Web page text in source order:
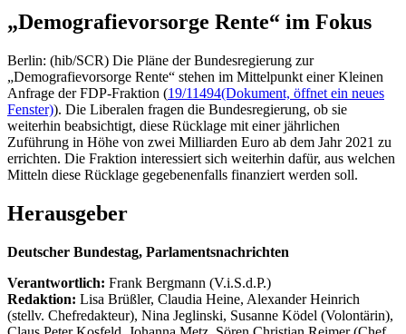
„Demografievorsorge Rente“ im Fokus
Berlin: (hib/SCR) Die Pläne der Bundesregierung zur
„Demografievorsorge Rente“ stehen im Mittelpunkt einer Kleinen
Anfrage der FDP-Fraktion (19/11494(Dokument, öffnet ein neues
Fenster)). Die Liberalen fragen die Bundesregierung, ob sie
weiterhin beabsichtigt, diese Rücklage mit einer jährlichen
Zuführung in Höhe von zwei Milliarden Euro ab dem Jahr 2021 zu
errichten. Die Fraktion interessiert sich weiterhin dafür, aus welchen
Mitteln diese Rücklage gegebenenfalls finanziert werden soll.
Herausgeber
Deutscher Bundestag, Parlamentsnachrichten
Verantwortlich: Frank Bergmann (V.i.S.d.P.)
Redaktion: Lisa Brüßler, Claudia Heine, Alexander Heinrich
(stellv. Chefredakteur), Nina Jeglinski, Susanne Ködel (Volontärin),